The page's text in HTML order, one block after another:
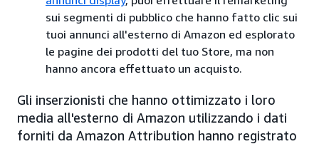
sui segmenti di pubblico che hanno fatto clic sui
tuoi annunci all'esterno di Amazon ed esplorato
le pagine dei prodotti del tuo Store, ma non
hanno ancora effettuato un acquisto.
Gli inserzionisti che hanno ottimizzato i loro
media all'esterno di Amazon utilizzando i dati
forniti da Amazon Attribution hanno registrato